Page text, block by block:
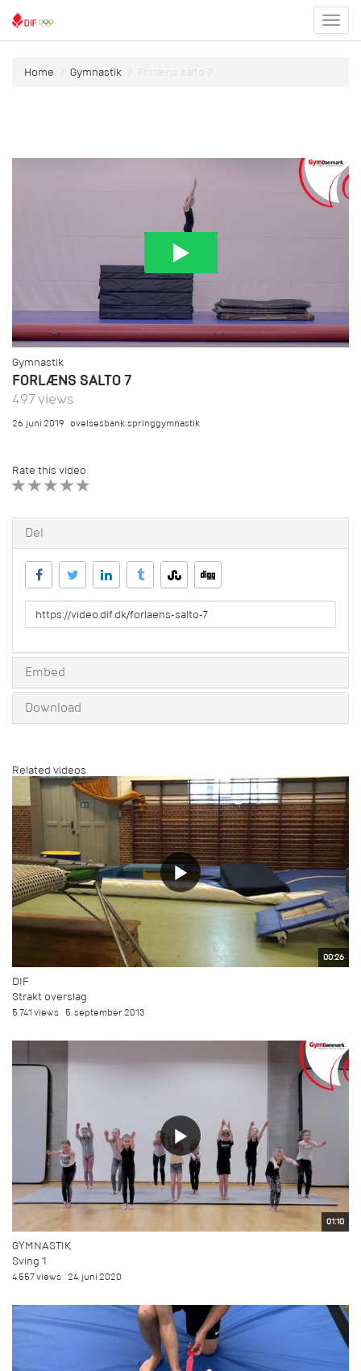
menu
Home Gymnastik Forlæns salto 7
Gymnastik
FORLÆNS SALTO 7
497 views
26. juni 2019 øvelsesbank:springgymnastik
Rate this video
Del
URL
to
Embed
Download
Related videos
00:26
DIF
Strakt overslag
5.741 views 5. september 2013
01:10
GYMNASTIK
Sving 1
4.557 views 24. juni 2020